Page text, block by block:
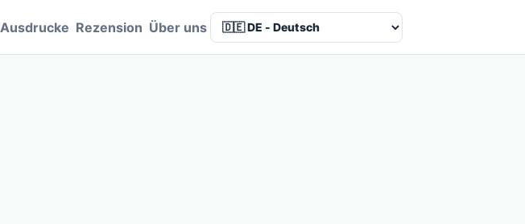
Ausdrucke Rezension Über uns